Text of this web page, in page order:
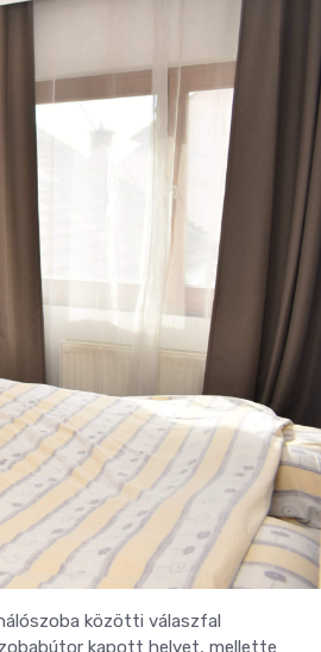
közötti válaszfal
kapott helyet, mellette